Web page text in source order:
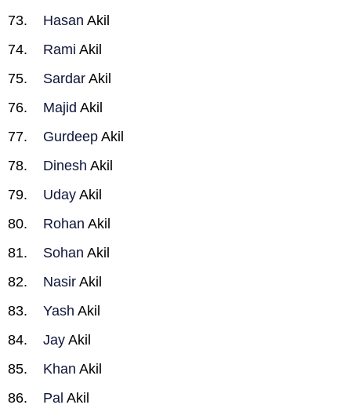
Hasan Akil
Rami Akil
Sardar Akil
Majid Akil
Gurdeep Akil
Dinesh Akil
Uday Akil
Rohan Akil
Sohan Akil
Nasir Akil
Yash Akil
Jay Akil
Khan Akil
Pal Akil